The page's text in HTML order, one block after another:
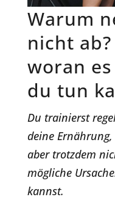
Warum
nicht
woran
du tun
Du trainierst
deine
aber trotzdem
mögliche
kannst.